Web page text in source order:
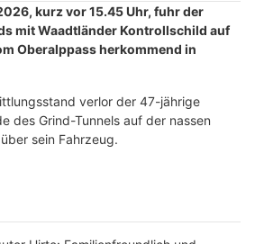
kurz vor 15.45 Uhr, fuhr der
mit Waadtländer Kontrollschild auf
Oberalppass herkommend in
verlor der 47-jährige
des Grind-Tunnels auf der nassen
sein Fahrzeug.